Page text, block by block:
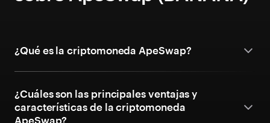
¿Qué es la criptomoneda ApeSwap?
¿Cuáles son las principales ventajas y
características de la criptomoneda
ApeSwap?